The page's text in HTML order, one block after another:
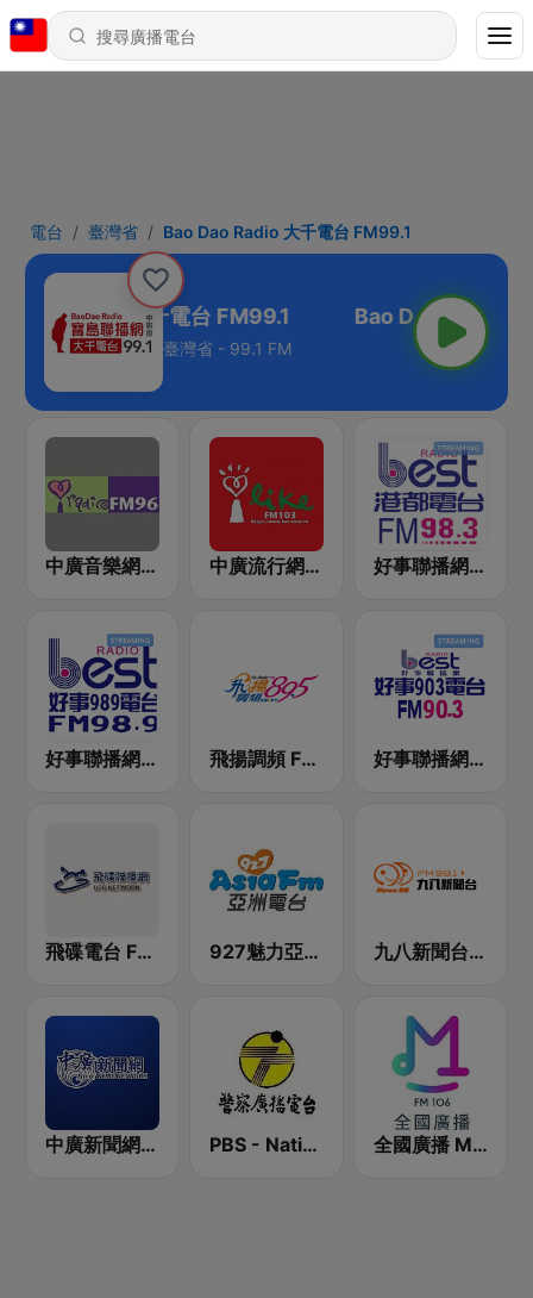
電台 臺灣省 Bao Dao Radio 大千電台 FM99.1
Dao Radio 大千電台 FM99.1
臺灣省 - 99.1 FM
中廣音樂網 i Radio FM96.3 中廣流行網 I like radio 好事聯播網 港都983 Best Radio FM98.3
好事聯播網 Best Radio FM98.9 飛揚調頻 FM 89.5 好事聯播網 Best Radio FM90.3
飛碟電台 FM92.1 927魅力亞洲 Asia FM 亞洲電台 九八新聞台 News98 FM 98.1
中廣新聞網 BCC News Radio PBS - National Transportation 全國廣播 MRadio